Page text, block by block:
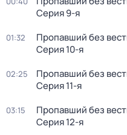
Серия 9-я
01:32 Пропавший без
Серия 10-я
02:25 Пропавший без
Серия 11-я
03:15 Пропавший без
Серия 12-я